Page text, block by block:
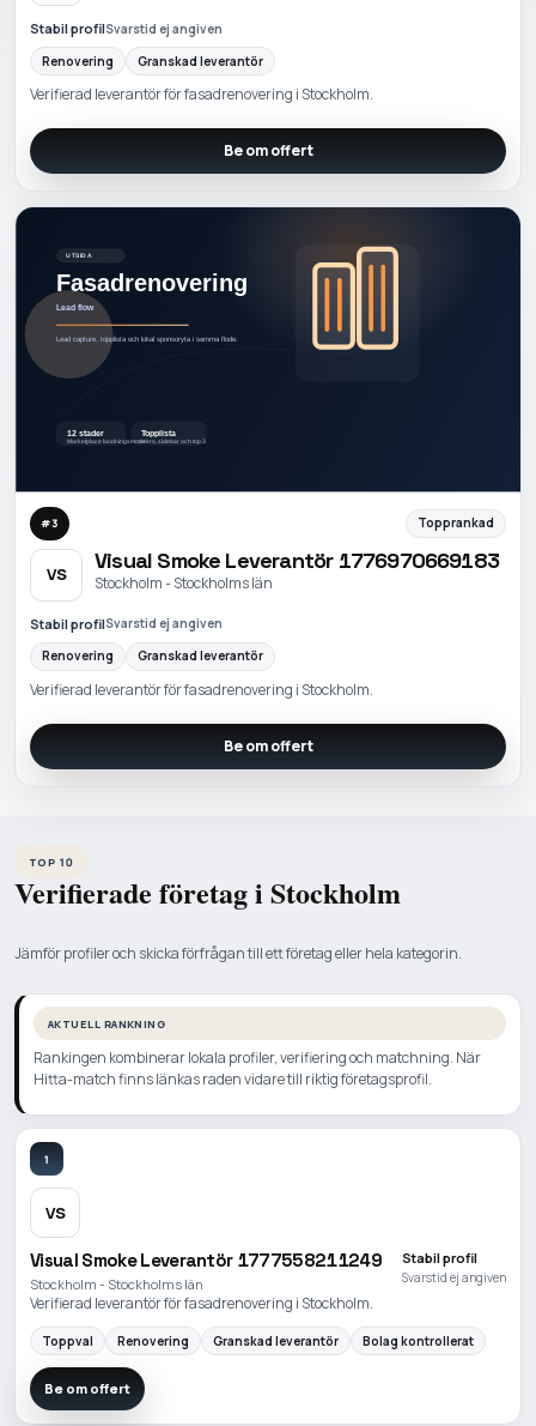
Stabil profilSvarstid ej angiven
Renovering
Granskad leverantör
Verifierad leverantör för fasadrenovering i Stockholm.
Be om offert
#3 Topprankad
VS
Visual Smoke Leverantör 1776970669183
Stockholm - Stockholms län
Stabil profilSvarstid ej angiven
Renovering
Granskad leverantör
Verifierad leverantör för fasadrenovering i Stockholm.
Be om offert
TOP 10
Verifierade företag i Stockholm
Jämför profiler och skicka förfrågan till ett företag eller hela kategorin.
AKTUELL RANKNING
Rankingen kombinerar lokala profiler, verifiering och matchning. När
Hitta-match finns länkas raden vidare till riktig företagsprofil.
1
VS
Visual Smoke Leverantör 1777558211249
Stockholm - Stockholms län
Stabil profil
Svarstid ej angiven
Verifierad leverantör för fasadrenovering i Stockholm.
Toppval Renovering Granskad leverantör Bolag kontrollerat
Be om offert